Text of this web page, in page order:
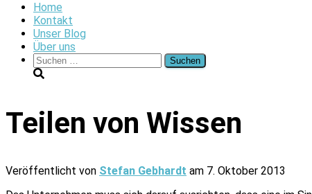
Home
Kontakt
Unser Blog
Über uns
Suchen
nach:
Teilen von Wissen
Veröffentlicht von Stefan Gebhardt am 7. Oktober 2013